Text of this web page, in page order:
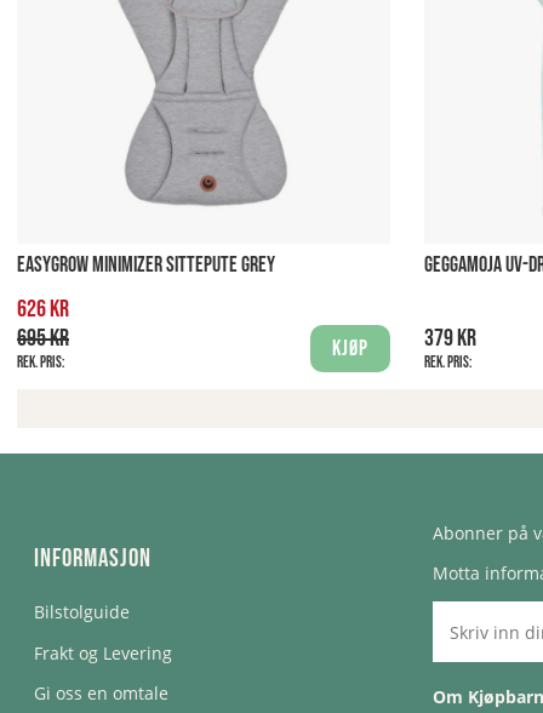
EASYGROW MINIMIZER SITTEPUTE GREY
626 kr
695 kr
Rek. pris:
Kjøp
GEGGAMOJA UV-
379 kr
Rek. pris:
Informasjon
Bilstolguide
Frakt og Levering
Gi oss en omtale
Abonner på
Motta
Om